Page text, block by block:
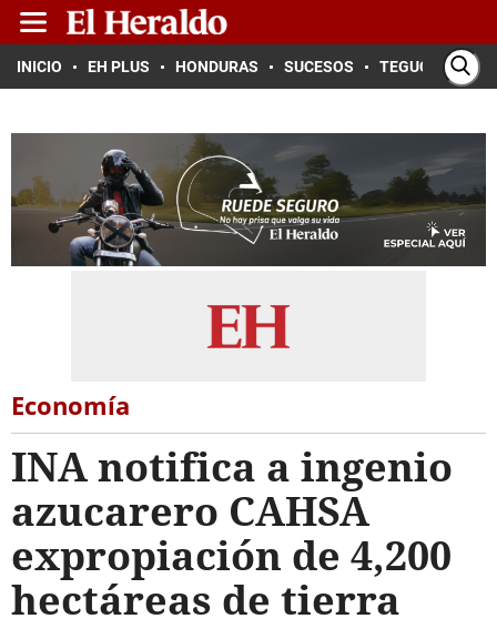
INICIO EH PLUS HONDURAS SUCESOS TEGUCIGALPA
Economía
INA notifica a ingenio
azucarero CAHSA
expropiación de 4,200
hectáreas de tierra